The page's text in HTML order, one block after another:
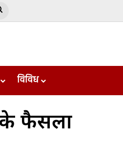
Search
विविध
के फैसलों